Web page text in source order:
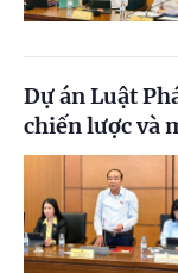
Dự án Luật
chiến lược và